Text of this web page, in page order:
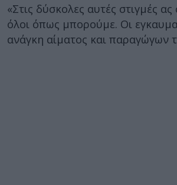
«Στις δύσκολες αυτές στιγμές
όλοι όπως μπορούμε. Οι
ανάγκη αίματος και παραγώγων